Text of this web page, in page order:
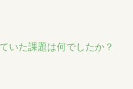
いた課題は何でしたか？